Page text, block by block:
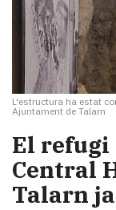
L'estructura ha estat
Ajuntament de Talarn
El
Central
Talarn